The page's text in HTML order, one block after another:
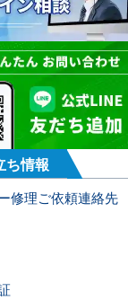
天吊自
から業務用エ
ち情報
修理ご依頼連絡先